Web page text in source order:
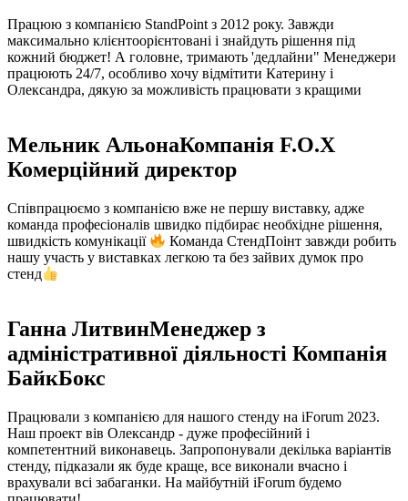
Працюю з компанією StandPoint з 2012 року. Завжди
максимально клієнтоорієнтовані і знайдуть рішення під
кожний бюджет! А головне, тримають 'дедлайни" Менеджери
працюють 24/7, особливо хочу відмітити Катерину і
Олександра, дякую за можливість працювати з кращими
Мельник АльонаКомпанія F.O.X
Комерційний директор
Співпрацюємо з компанією вже не першу виставку, адже
команда професіоналів швидко підбирає необхідне рішення,
швидкість комунікації
Команда СтендПоінт завжди робить
нашу участь у виставках легкою та без зайвих думок про
стенд
Ганна ЛитвинМенеджер з
адміністративної діяльності Компанія
БайкБокс
Працювали з компанією для нашого стенду на iForum 2023.
Наш проект вів Олександр - дуже професійний і
компетентний виконавець. Запропонували декілька варіантів
стенду, підказали як буде краще, все виконали вчасно і
врахували всі забаганки. На майбутній iForum будемо